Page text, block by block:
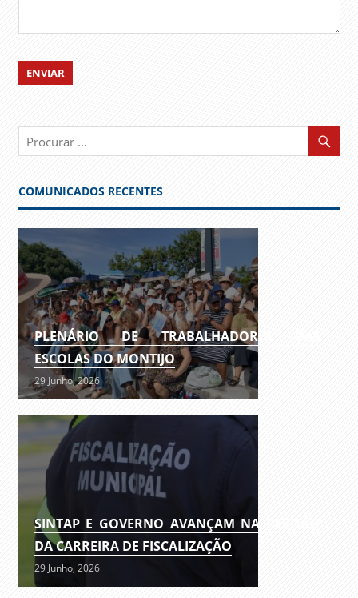
COMUNICADOS RECENTES
PLENÁRIO DE TRABALHADORES DAS
ESCOLAS DO MONTIJO
29 Junho, 2026
SINTAP E GOVERNO AVANÇAM NA REVISÃO
DA CARREIRA DE FISCALIZAÇÃO
29 Junho, 2026